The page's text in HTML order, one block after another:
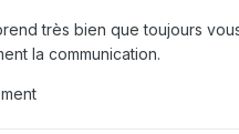
très bien que toujours
la communication.